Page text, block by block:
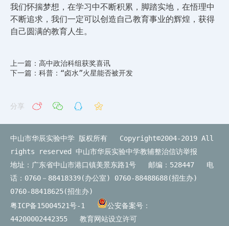
我们怀揣梦想，在学习中不断积累，脚踏实地，在悟理中
不断追求，我们一定可以创造自己教育事业的辉煌，获得
自己圆满的教育人生。
上一篇：高中政治科组获奖喜讯
下一篇：科普：“卤水”火星能否被开发
分享
中山市华辰实验中学 版权所有 Copyright©2004-2019 All
rights reserved 中山市华辰实验中学教辅整治信访举报
地址：广东省中山市港口镇美景东路1号 邮编：528447 电
话：0760－88418339(办公室) 0760-88488688(招生办)
0760-88418625(招生办)
粤ICP备15004521号-1
公安备案号：
44200002442355
教育网站设立许可